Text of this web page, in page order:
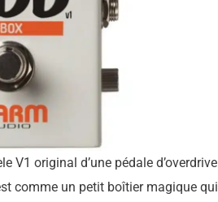
V1 original d’une pédale
comme un petit boîtier magique